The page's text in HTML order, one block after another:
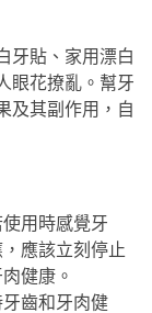
牙貼、家用漂白
眼花撩亂。幫牙
及其副作用，自
用時感覺牙
應該立刻停止
健康。
齒和牙肉健